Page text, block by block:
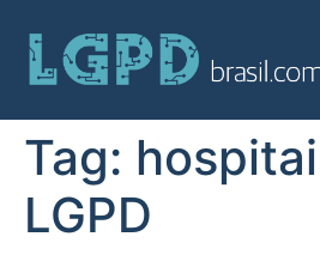
Tag:
LGPD